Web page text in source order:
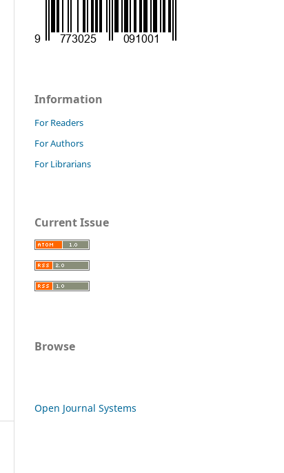
Information
For Readers
For Authors
For Librarians
Current Issue
Browse
Open Journal Systems